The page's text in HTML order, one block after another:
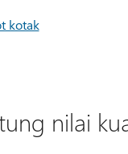
kotak
nilai